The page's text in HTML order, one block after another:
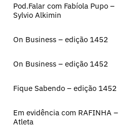
Pod.Falar com Fabíola Pupo –
Sylvio Alkimin
On Business – edição 1452
On Business – edição 1452
Fique Sabendo – edição 1452
Em evidência com RAFINHA –
Atleta